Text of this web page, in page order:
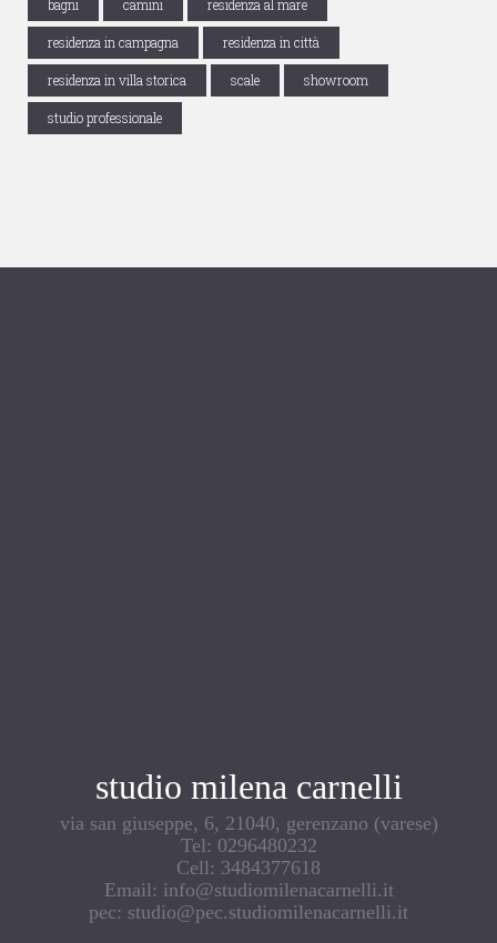
bagni camini residenza al mare
residenza in campagna residenza in città
residenza in villa storica scale showroom
studio professionale
studio milena carnelli
via san giuseppe, 6, 21040, gerenzano (varese)
Tel: 0296480232
Cell: 3484377618
Email: info@studiomilenacarnelli.it
pec: studio@pec.studiomilenacarnelli.it